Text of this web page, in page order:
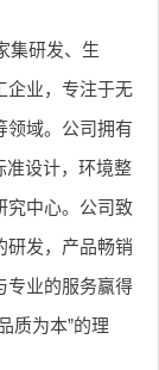
集研发、生
企业，专注于无
领域。公司拥有
准设计，环境整
究中心。公司致
研发，产品畅销
专业的服务赢得
质为本”的理